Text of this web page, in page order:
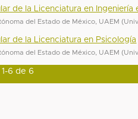
de la Licenciatura en Ingeniería
del Estado de México, UAEM (
de la Licenciatura en Psicología
del Estado de México, UAEM (
6 de 6